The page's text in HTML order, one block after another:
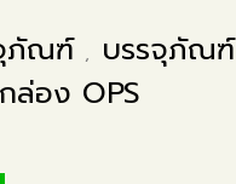
ภัณฑ์ ,
บรรจุภัณฑ์
กล่อง OPS